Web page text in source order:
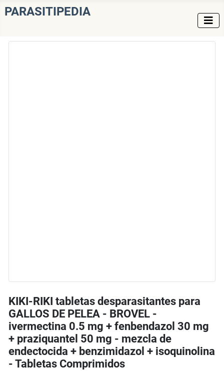
PARASITIPEDIA
KIKI-RIKI tabletas desparasitantes para
GALLOS DE PELEA - BROVEL -
ivermectina 0.5 mg + fenbendazol 30 mg
+ praziquantel 50 mg - mezcla de
endectocida + benzimidazol + isoquinolina
- Tabletas Comprimidos